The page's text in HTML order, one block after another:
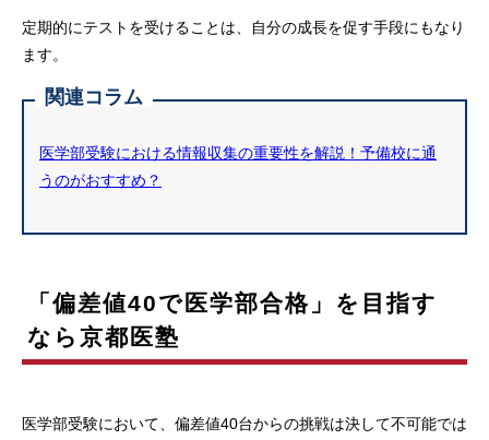
定期的にテストを受けることは、自分の成長を促す手段にもなり
ます。
関連コラム
医学部受験における情報収集の重要性を解説！予備校に通
うのがおすすめ？
「偏差値40で医学部合格」を目指す
なら京都医塾
医学部受験において、偏差値40台からの挑戦は決して不可能では